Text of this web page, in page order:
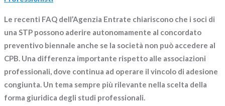
Le recenti FAQ dell’Agenzia Entrate chiariscono che i soci di
una STP possono aderire autonomamente al concordato
preventivo biennale anche se la società non può accedere al
CPB. Una differenza importante rispetto alle associazioni
professionali, dove continua ad operare il vincolo di adesione
congiunta. Un tema sempre più rilevante nella scelta della
forma giuridica degli studi professionali.